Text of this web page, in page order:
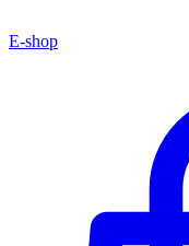
E-shop